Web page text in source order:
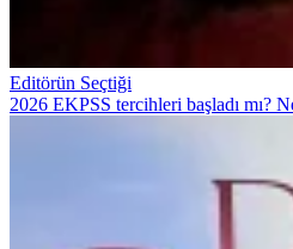
Editörün Seçtiği
2026 EKPSS tercihleri başladı mı?